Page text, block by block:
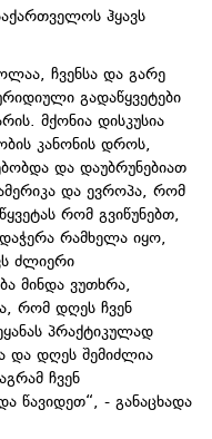
ჰყავს
ჩვენსა და გარე
გადაწყვეტები
მქონია დისკუსია
კანონის დროს,
და დაუბრუნებიათ
და ევროპა, რომ
რომ გვიწუნებთ,
რამხელა იყო,
ძლიერი
მინდა ვუთხრა,
რომ დღეს ჩვენ
პრაქტიკულად
და დღეს შემიძლია
ჩვენ
წავიდეთ“, - განაცხადა